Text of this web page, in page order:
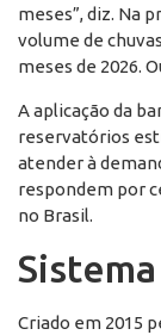
meses”, diz. Na
volume de
meses de 2026.
A aplicação da
reservatórios
atender à
respondem por
no Brasil.
Criado em 2015